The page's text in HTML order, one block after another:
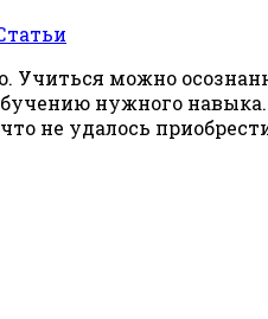
можно
нужного
не удалось